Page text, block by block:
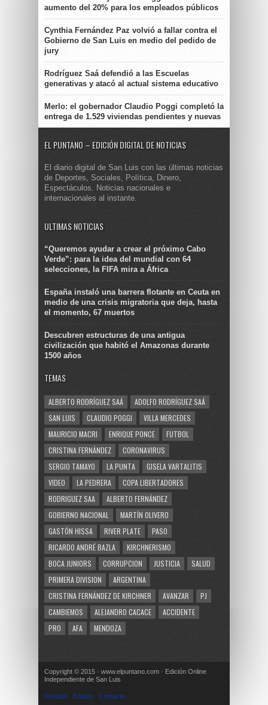
aumento del 20% para los empleados públicos
Cynthia Fernández Paz volvió a fallar contra el
Gobierno de San Luis en medio del pedido de
jury
Rodríguez Saá defendió a las Escuelas
generativas y atacó al actual sistema educativo
Merlo: el gobernador Claudio Poggi completó la
entrega de 1.529 viviendas pendientes y nuevas
EL PUNTANO – EDICIÓN DIGITAL DE NOTICIAS
El diario digital de San Luis con las últimas noticias
de Deportes, Sociales, Política, Dinero,
Espectáculos. Noticias nacionales e
internacionales al instante.
ULTIMAS NOTICIAS
“Queremos ayudar a crear el próximo Cabo
Verde”: para la idea del mundial con 64
selecciones, la FIFA mira a África
España instaló una barrera flotante en Ceuta en
medio de una crisis migratoria que deja, hasta
el momento, 67 muertos
Descubren estructuras de una antigua
civilización que habitó el Amazonas durante
1500 años
TEMAS
ALBERTO RODRÍGUEZ SAÁ
ADOLFO RODRÍGUEZ SAÁ
SAN LUIS
CLAUDIO POGGI
VILLA MERCEDES
MAURICIO MACRI
ENRIQUE PONCE
FUTBOL
CRISTINA FERNÁNDEZ
CORONAVIRUS
SERGIO TAMAYO
LA PUNTA
GISELA VARTALITIS
VIDEO
LA PEDRERA
COPA LIBERTADORES
RODRIGUEZ SAA
ALBERTO FERNÁNDEZ
GOBIERNO NACIONAL
MARTÍN OLIVERO
GASTÓN HISSA
RIVER PLATE
PASO
RICARDO ANDRÉ BAZLA
KIRCHNERISMO
BOCA JUNIORS
CORRUPCION JUSTICIA
SALUD
PRIMERA DIVISION
ARGENTINA
CRISTINA FERNÁNDEZ DE KIRCHNER
AVANZAR
PJ
CAMBIEMOS
ALEJANDRO CACACE
ACCIDENTE
PRO
AFA MENDOZA
Copyright © 2015 · www.elpuntano.com · Edición Online
Independiente de San Luis
Portada Enlace Contacto